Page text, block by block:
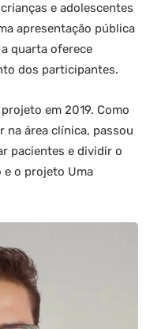
e adolescentes
apresentação pública
quarta oferece
dos participantes.
em 2019. Como
na área clínica, passou
pacientes e dividir o
e o projeto Uma